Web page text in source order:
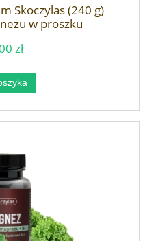
Skoczylas (240 g)
w proszku
zł